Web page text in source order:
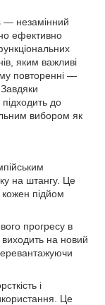
— незамінний
ефективно
яким важливі
повторенні —
до
вибором як
на штангу. Це
підйом
прогресу в
виходить на новий
і
Це